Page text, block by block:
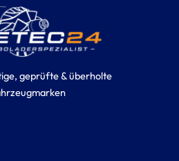
geprüfte & überholte